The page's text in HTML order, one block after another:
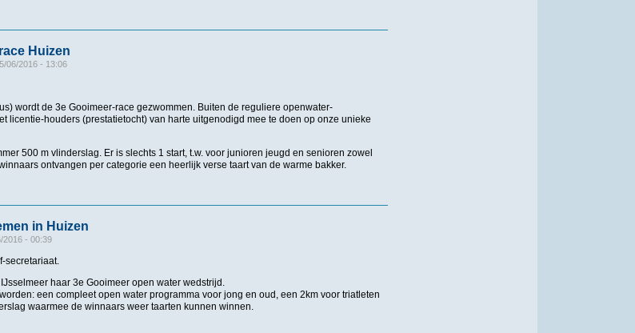
Gooimeer-race 3 juli 2016
Huizen
06/2016 - 13:06
wordt de 3e Gooimeer-race gezwommen. Buiten de reguliere openwater-
licentie-houders (prestatietocht) van harte uitgenodigd mee te doen op onze unieke
500 m vlinderslag. Er is slechts 1 start, t.w. voor junioren jeugd en senioren zowel
ontvangen per categorie een heerlijk verse taart van de warme bakker.
race Huizen
in Huizen
2016 - 00:39
secretariaat.
haar 3e Gooimeer open water wedstrijd.
een compleet open water programma voor jong en oud, een 2km voor triatleten
waarmee de winnaars weer taarten kunnen winnen.